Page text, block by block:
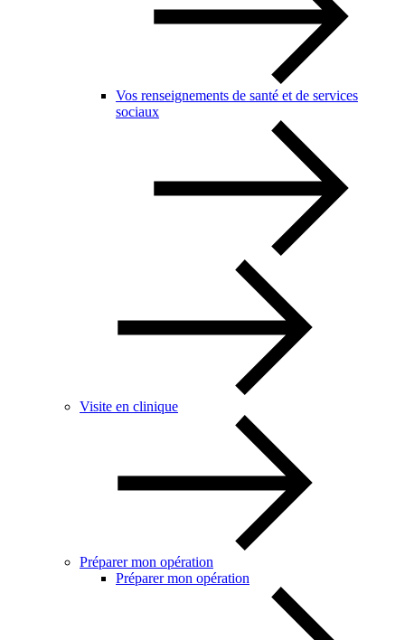
Vos renseignements de santé et de services
sociaux
Visite en clinique
Préparer mon opération
Préparer mon opération